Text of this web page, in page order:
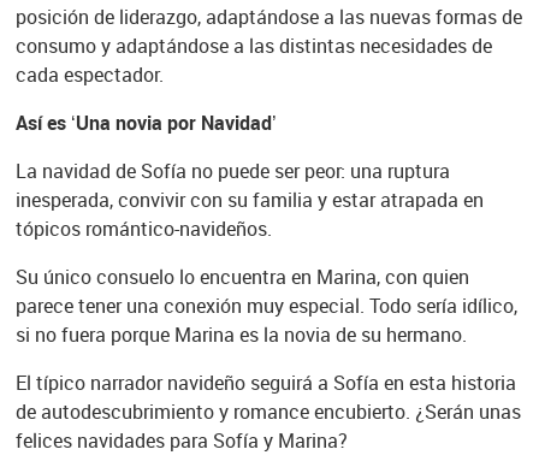
posición de liderazgo, adaptándose a las nuevas formas de
consumo y adaptándose a las distintas necesidades de
cada espectador.
Así es ‘Una novia por Navidad’
La navidad de Sofía no puede ser peor: una ruptura
inesperada, convivir con su familia y estar atrapada en
tópicos romántico-navideños.
Su único consuelo lo encuentra en Marina, con quien
parece tener una conexión muy especial. Todo sería idílico,
si no fuera porque Marina es la novia de su hermano.
El típico narrador navideño seguirá a Sofía en esta historia
de autodescubrimiento y romance encubierto. ¿Serán unas
felices navidades para Sofía y Marina?